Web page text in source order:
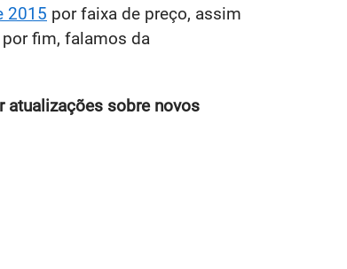
2015 por faixa de preço, assim
por fim, falamos da
atualizações sobre novos